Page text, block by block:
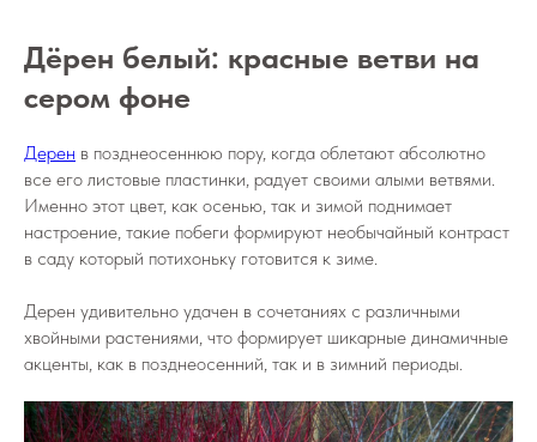
Дёрен белый: красные ветви на
сером фоне
Дерен в позднеосеннюю пору, когда облетают абсолютно
все его листовые пластинки, радует своими алыми ветвями.
Именно этот цвет, как осенью, так и зимой поднимает
настроение, такие побеги формируют необычайный контраст
в саду который потихоньку готовится к зиме.
Дерен удивительно удачен в сочетаниях с различными
хвойными растениями, что формирует шикарные динамичные
акценты, как в позднеосенний, так и в зимний периоды.